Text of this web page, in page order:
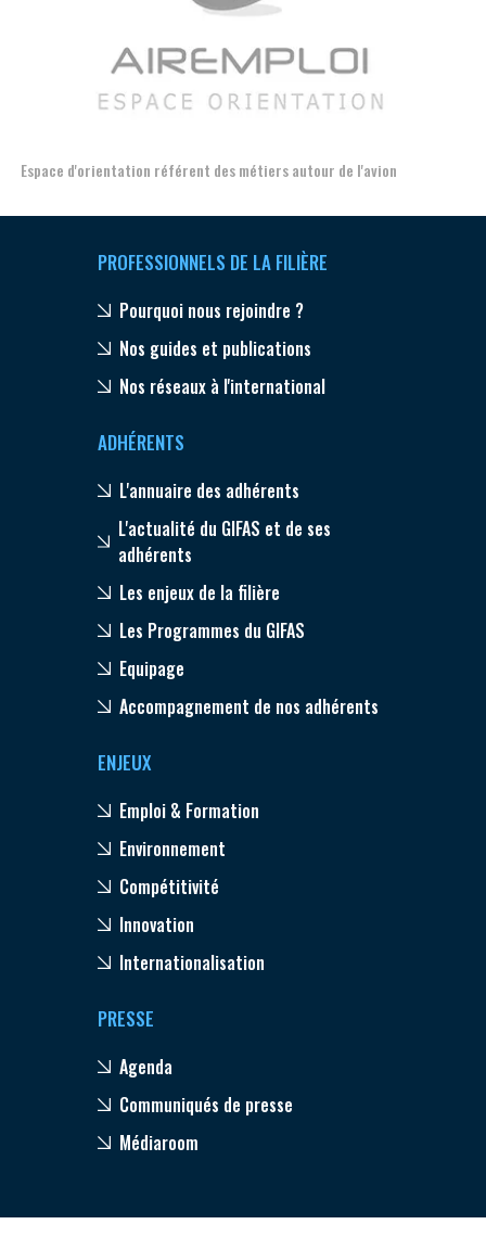
l'avion Formation et l'insertion de personnes en situation de
PROFESSIONNELS DE LA FILIÈRE
Pourquoi nous rejoindre ?
Nos guides et publications
Nos réseaux à l'international
ADHÉRENTS
L'annuaire des adhérents
L'actualité du GIFAS et de ses
adhérents
Les enjeux de la filière
Les Programmes du GIFAS
Equipage
Accompagnement de nos adhérents
ENJEUX
Emploi & Formation
Environnement
Compétitivité
Innovation
Internationalisation
PRESSE
Agenda
Communiqués de presse
Médiaroom